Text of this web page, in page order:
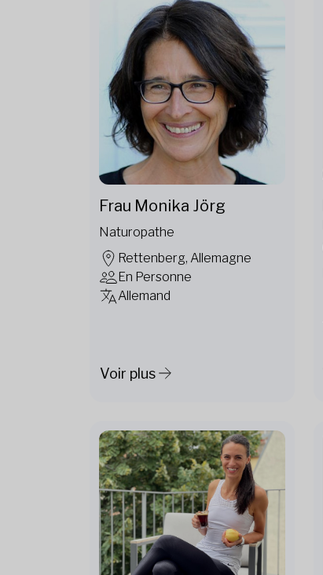
Frau Monika Jörg
Naturopathe
Rettenberg, Allemagne
En Personne
Allemand
Voir plus